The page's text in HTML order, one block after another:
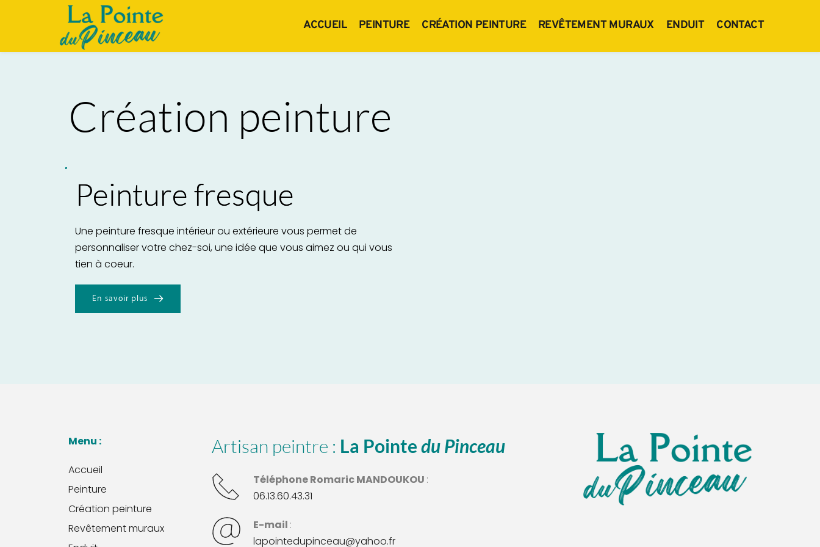
ACCUEIL PEINTURE CRÉATION PEINTURE REVÊTEMENT MURAUX ENDUIT CONTACT
Création peinture
Peinture fresque
Une peinture fresque intérieur ou extérieure vous permet de
personnaliser votre chez-soi, une idée que vous aimez ou qui vous
tien à coeur.
En savoir plus
Menu :
Accueil
Peinture
Création peinture
Revêtement muraux
Artisan peintre : La Pointe du Pinceau
Téléphone Romaric MANDOUKOU :
06.13.60.43.31
E-mail :
lapointedupinceau@yahoo.fr